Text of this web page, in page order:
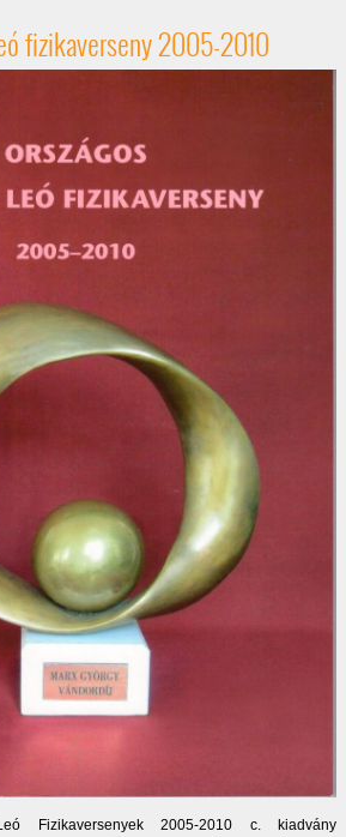
Fizikaversenyek 2011-2016)
fizikaverseny 2005-2010
Fizikaversenyek 2005-2010 c. kiadvány